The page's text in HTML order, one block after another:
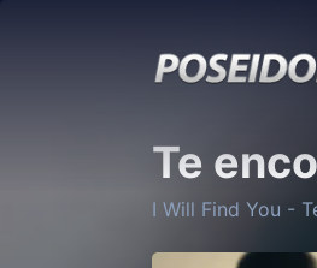
Te
I Will Find You -